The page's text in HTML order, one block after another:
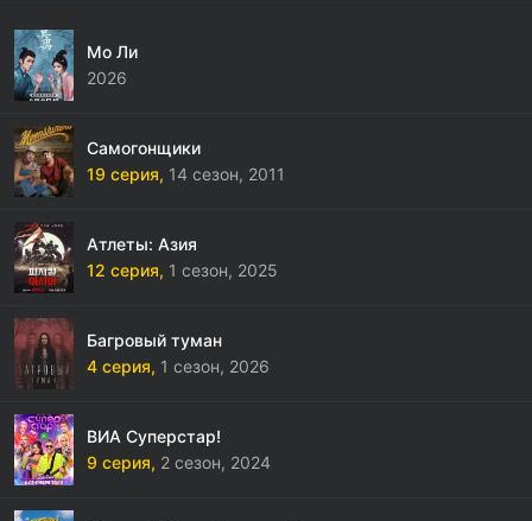
Мо Ли
2026
Самогонщики
19 серия, 14 сезон, 2011
Атлеты: Азия
12 серия, 1 сезон, 2025
Багровый туман
4 серия, 1 сезон, 2026
ВИА Суперстар!
9 серия, 2 сезон, 2024